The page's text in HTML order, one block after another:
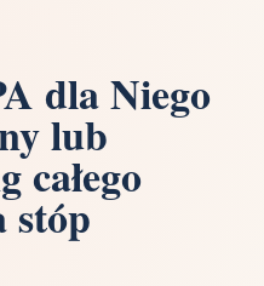
dla Niego
lub
całego
stóp